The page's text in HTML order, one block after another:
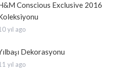
Conscious Exclusive 2016
yıl ago
Dekorasyonu
yıl ago